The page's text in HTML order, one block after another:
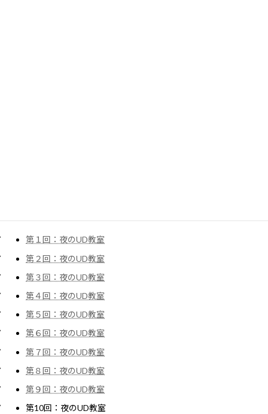
第１回：夜のUD教室
第２回：夜のUD教室
第３回：夜のUD教室
第４回：夜のUD教室
第５回：夜のUD教室
第６回：夜のUD教室
第７回：夜のUD教室
第８回：夜のUD教室
第９回：夜のUD教室
第10回：夜のUD教室